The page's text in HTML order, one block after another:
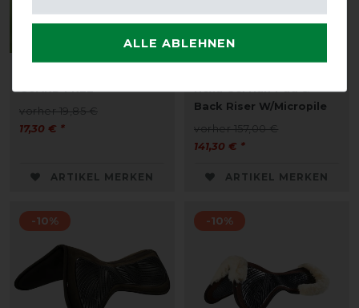
GUARD FREE
vorher 19,85 €
17,30 € *
ARTIKEL MERKEN
Hexa Gel Half Pad &
Back Riser W/Micropile
vorher 157,00 €
141,30 € *
ARTIKEL MERKEN
-10% -10%
ALLE ABLEHNEN